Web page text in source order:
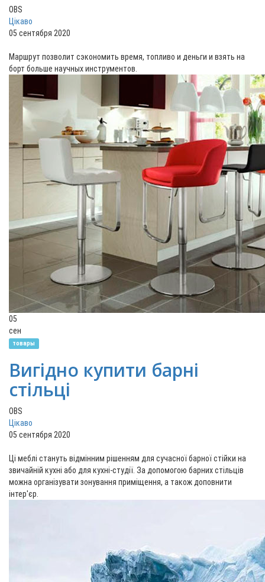
OBS
Цікаво
05 сентября 2020
Маршрут позволит сэкономить время, топливо и деньги и взять на
борт больше научных инструментов.
05
сен
товары
Вигідно купити барні
стільці
OBS
Цікаво
05 сентября 2020
Ці меблі стануть відмінним рішенням для сучасної барної стійки на
звичайній кухні або для кухні-студії. За допомогою барних стільців
можна організувати зонування приміщення, а також доповнити
інтер'єр.